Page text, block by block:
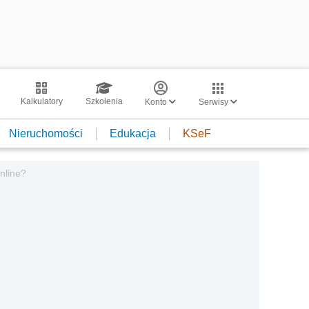
Kalkulatory Szkolenia Konto Serwisy
Nieruchomości Edukacja KSeF